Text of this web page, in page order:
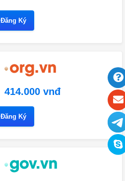
Đăng Ký
414.000 vnđ
Đăng Ký